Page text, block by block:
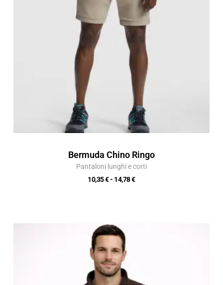
Bermuda Chino Ringo
Pantaloni lunghi e corti
10,35€- 14,78€
14,78 €
a